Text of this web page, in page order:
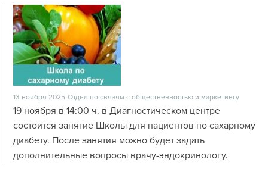
13 ноября 2025 Отдел по связям с общественностью и маркетингу
19 ноября в 14:00 ч. в Диагностическом центре
состоится занятие Школы для пациентов по сахарному
диабету. После занятия можно будет задать
дополнительные вопросы врачу-эндокринологу.